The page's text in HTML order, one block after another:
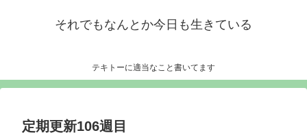
それでもなんとか今日も生きている
テキトーに適当なこと書いてます
定期更新106週目